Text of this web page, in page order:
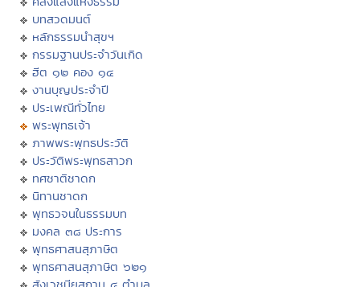
บทสวดมนต์
หลักธรรมนำสุขฯ
กรรมฐานประจำวันเกิด
ฮีต ๑๒ คอง ๑๔
งานบุญประจำปี
ประเพณีทั่วไทย
พระพุทธเจ้า
ภาพพระพุทธประวัติ
ประวัติพระพุทธสาวก
ทศชาติชาดก
นิทานชาดก
พุทธวจนในธรรมบท
มงคล ๓๘ ประการ
พุทธศาสนสุภาษิต
พุทธศาสนสุภาษิต ๖๒๑